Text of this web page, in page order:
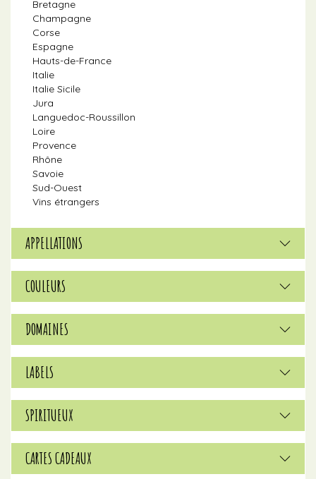
Bretagne
Champagne
Corse
Espagne
Hauts-de-France
Italie
Italie Sicile
Jura
Languedoc-Roussillon
Loire
Provence
Rhône
Savoie
Sud-Ouest
Vins étrangers
APPELLATIONS
COULEURS
DOMAINES
LABELS
SPIRITUEUX
CARTES CADEAUX